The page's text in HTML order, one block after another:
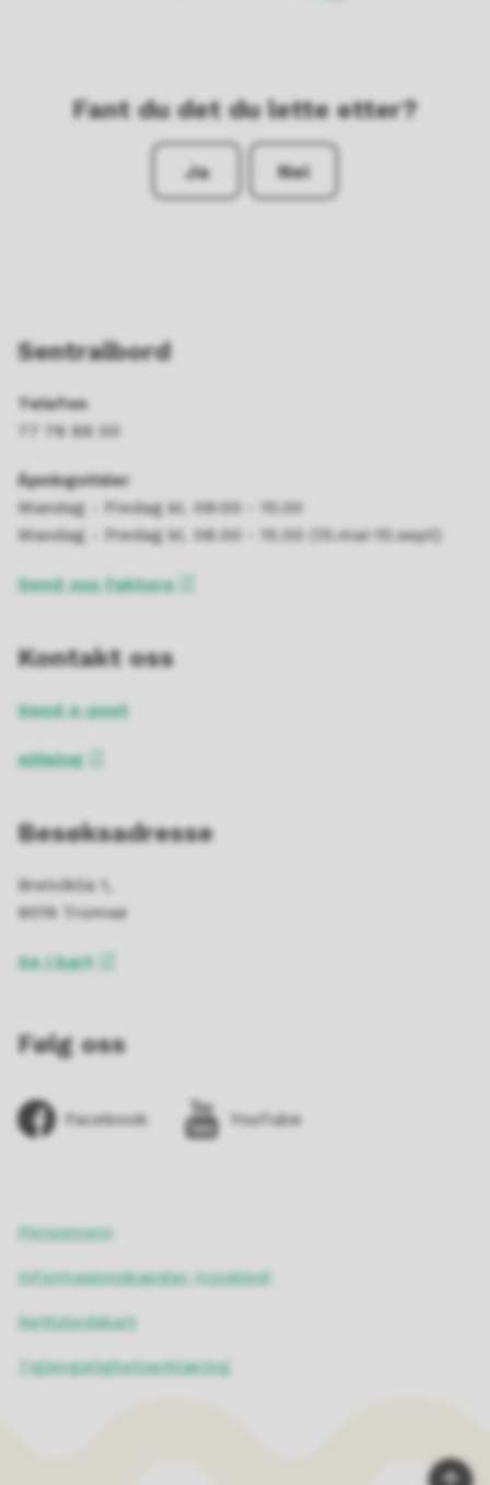
Fant du det du lette etter?
Ja Nei
Sentralbord
Telefon
77 78 88 00
Åpningstider
Mandag - Fredag kl. 08:00 - 15:30
Mandag - Fredag kl. 08.00 - 15.00 (15.mai-15.sept)
Send oss faktura
Kontakt oss
Send e-post
eDialog
Besøksadresse
Breiviklia 1,
9019 Tromsø
Se i kart
Følg oss
Facebook YouTube
Personvern
Informasjonskapsler (cookies)
Nettstedskart
Tigjengelighetserklæring